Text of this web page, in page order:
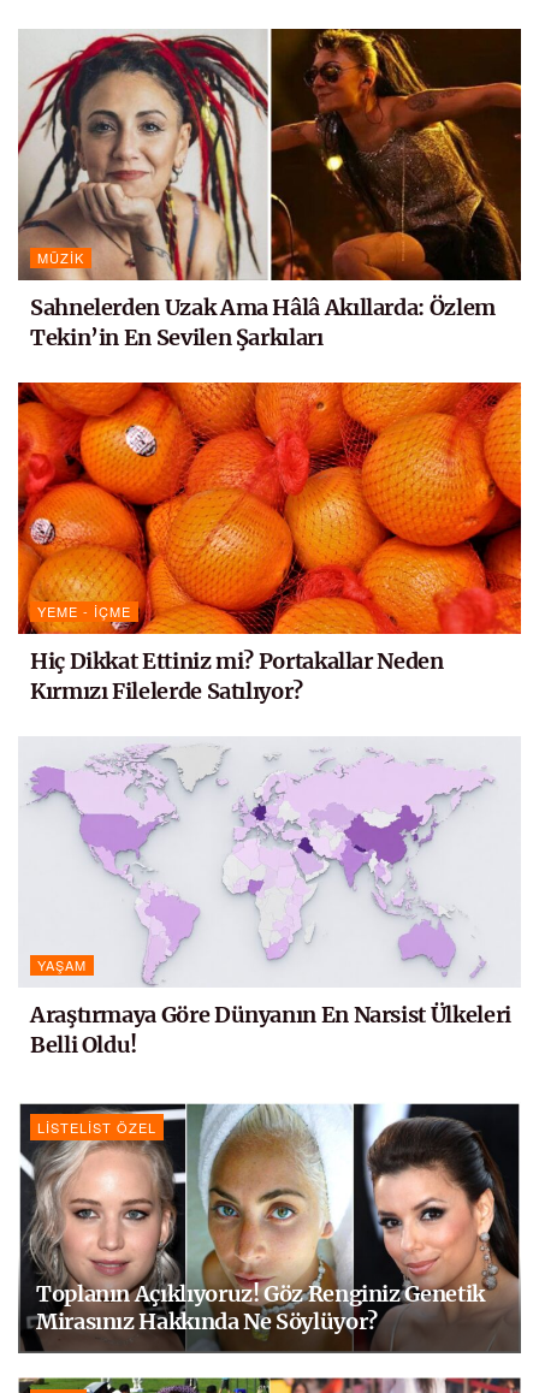
MÜZIK
Sahnelerden Uzak Ama Hâlâ Akıllarda: Özlem
Tekin’in En Sevilen Şarkıları
YEME - İÇME
Hiç Dikkat Ettiniz mi? Portakallar Neden
Kırmızı Filelerde Satılıyor?
YAŞAM
Araştırmaya Göre Dünyanın En Narsist Ülkeleri
Belli Oldu!
LISTELIST ÖZEL
Toplanın Açıklıyoruz! Göz Renginiz Genetik
Mirasınız Hakkında Ne Söylüyor?